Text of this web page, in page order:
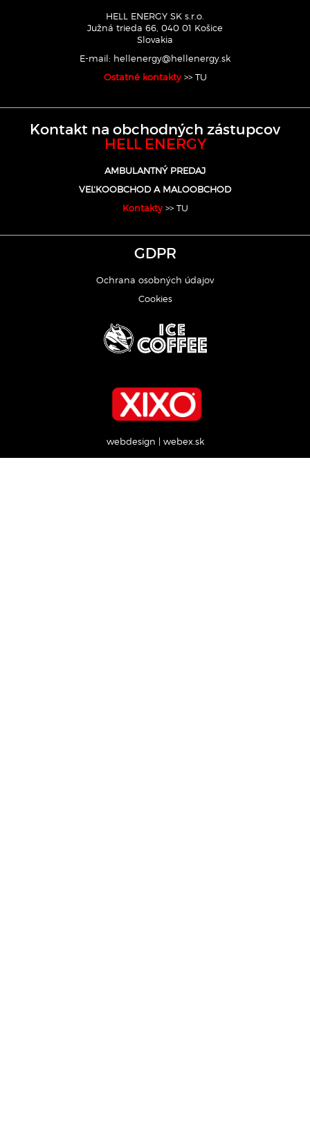
HELL ENERGY SK s.r.o.
Južná trieda 66, 040 01 Košice
Slovakia
E-mail: hellenergy@hellenergy.sk
Ostatné kontakty>> TU
Kontakt na obchodných zástupcov
HELL ENERGY
AMBULANTNÝ PREDAJ
VEĽKOOBCHOD A MALOOBCHOD
Kontakty>> TU
GDPR
Ochrana osobných údajov
Cookies
webdesign webex.sk